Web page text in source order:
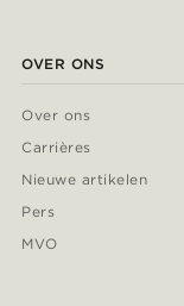
OVER ONS
Over ons
Carrières
Nieuwe artikelen
Pers
MVO